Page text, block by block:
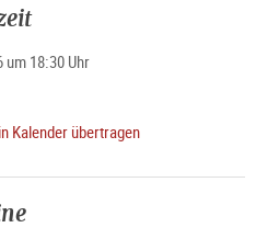
spielt für Sie in den schönsten
die beliebtesten Werke von
den Dächern von Salzburg verbunden
seine Umgebung. Ein
um 18:30 Uhr
Kalender übertragen